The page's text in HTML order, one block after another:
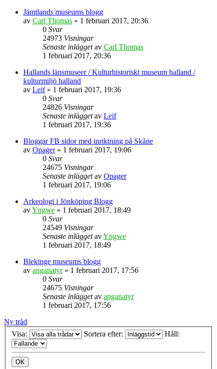
Jämtlands museums blogg
av Carl Thomas » 1 februari 2017, 20:36
0 Svar
24973 Visningar
Senaste inläggetav Carl Thomas
1 februari 2017, 20:36
Hallands länsmuseer / Kulturhistoriskt museum halland /
kulturmiljö halland
av Leif» 1 februari 2017, 19:36
0 Svar
24826 Visningar
Senaste inläggetav Leif
1 februari 2017, 19:36
Bloggar FB sidor med inriktning på Skåne
av Opager» 1 februari 2017, 19:06
0 Svar
24675 Visningar
Senaste inläggetav Opager
1 februari 2017, 19:06
Arkeologi i Jönköping Blogg
avYngwe » 1 februari 2017, 18:49
0 Svar
24549 Visningar
Senaste inläggetavYngwe
1 februari 2017, 18:49
Blekinge museums blogg
av anganatyr» 1 februari 2017, 17:56
0 Svar
24675 Visningar
Senaste inläggetav anganatyr
1 februari 2017, 17:56
Ny tråd
Visa:
Sortera efter: Håll: